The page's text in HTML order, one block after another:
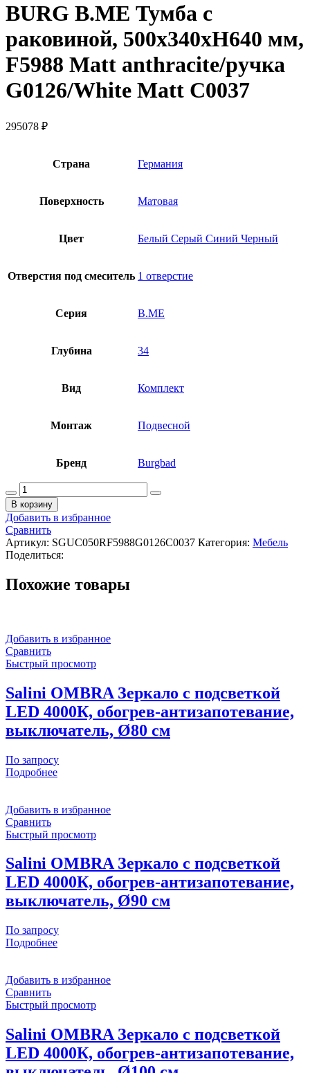
BURG B.ME Тумба с
раковиной, 500х340хН640 мм,
F5988 Matt anthracite/ручка
G0126/White Matt C0037
295078 ₽
Страна Германия
Поверхность Матовая
Цвет Белый Серый Синий Черный
Отверстия под смеситель 1 отверстие
Серия B.ME
Глубина 34
Вид Комплект
Монтаж Подвесной
Бренд Burgbad
Количество
товара
BURG
B.ME
Тумба
с
раковиной,
мм,
ручка
G0126/White
Matt
В корзину
Добавить в избранное
Сравнить
Артикул: SGUC050RF5988G0126C0037 Категория: Мебель
Поделиться:
Похожие товары
Добавить в избранное
Сравнить
Быстрый просмотр
Salini OMBRA Зеркало с подсветкой
LED 4000К, обогрев-антизапотевание,
выключатель, Ø80 см
По запросу
Подробнее
Добавить в избранное
Сравнить
Быстрый просмотр
Salini OMBRA Зеркало с подсветкой
LED 4000К, обогрев-антизапотевание,
выключатель, Ø90 см
По запросу
Подробнее
Добавить в избранное
Сравнить
Быстрый просмотр
Salini OMBRA Зеркало с подсветкой
LED 4000К, обогрев-антизапотевание,